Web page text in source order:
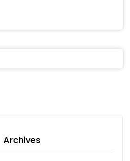
Archives